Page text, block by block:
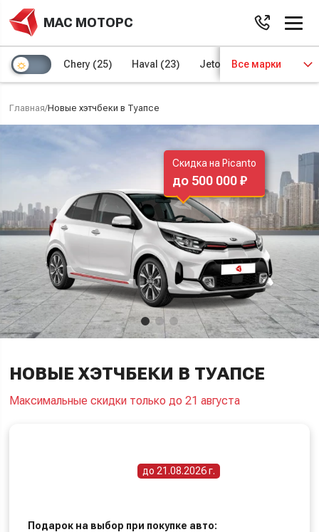
МАС МОТОРС
Chery (25) Haval (23) Jetour (8) Kaiyi (4)
Все марки
Главная/Новые хэтчбеки в Туапсе
НОВЫЕ ХЭТЧБЕКИ В ТУАПСЕ
Максимальные скидки только до 21 августа
до 21.08.2026 г.
Подарок на выбор при покупке авто:
Скидка на Picanto
до 500 000 ₽